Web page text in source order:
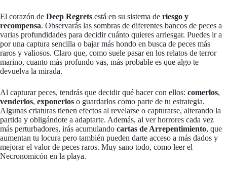
El corazón de Deep Regrets está en su sistema de riesgo y
recompensa. Observarás las sombras de diferentes bancos de peces a
varias profundidades para decidir cuánto quieres arriesgar. Puedes ir a
por una captura sencilla o bajar más hondo en busca de peces más
raros y valiosos. Claro que, como suele pasar en los relatos de terror
marino, cuanto más profundo vas, más probable es que algo te
devuelva la mirada.
Al capturar peces, tendrás que decidir qué hacer con ellos: comerlos,
venderlos, exponerlos o guardarlos como parte de tu estrategia.
Algunas criaturas tienen efectos al revelarse o capturarse, alterando la
partida y obligándote a adaptarte. Además, al ver horrores cada vez
más perturbadores, irás acumulando cartas de Arrepentimiento, que
aumentan tu locura pero también pueden darte acceso a más dados y
mejorar el valor de peces raros. Muy sano todo, como leer el
Necronomicón en la playa.